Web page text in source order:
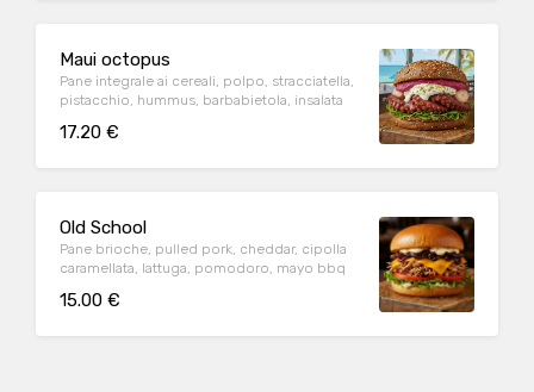
Maui octopus
Pane integrale ai cereali, polpo, stracciatella,
pistacchio, hummus, barbabietola, insalata
17.20 €
Old School
Pane brioche, pulled pork, cheddar, cipolla
caramellata, lattuga, pomodoro, mayo bbq
15.00 €